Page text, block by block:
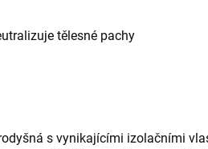
tělesné pachy
s vynikajícími izolačními